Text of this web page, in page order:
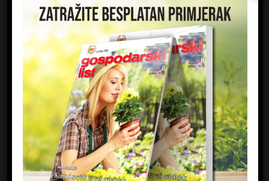
Načini plaćanja
Sigurnost plaćanja
Prijavite se na newsletter
Email